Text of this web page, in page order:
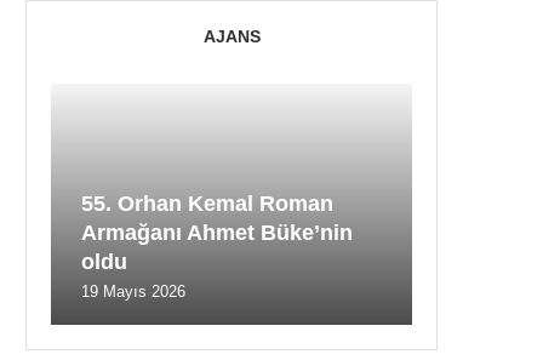
AJANS
55. Orhan Kemal Roman
Armağanı Ahmet Büke’nin
oldu
19 Mayıs 2026